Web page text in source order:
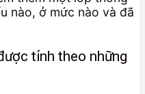
nào, ở mức nào và đã
tính theo những